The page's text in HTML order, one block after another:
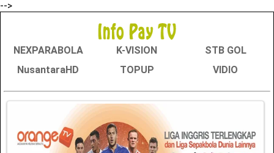
-->
NEXPARABOLA K-VISION
STB GOL
NusantaraHD
TOPUP VIDIO